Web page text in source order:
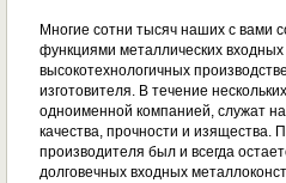
Многие сотни тысяч наших с вами
функциями металлических
высокотехнологичных
изготовителя. В течение
одноименной компанией, служат
качества, прочности и
производителя был и всегда
долговечных входных